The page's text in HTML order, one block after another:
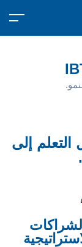
إلى
الشراكات